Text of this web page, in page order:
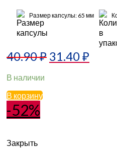
Размер капсулы: 65 мм
40.90₽ 31.40₽
В наличии
В корзину
-52%
Закрыть